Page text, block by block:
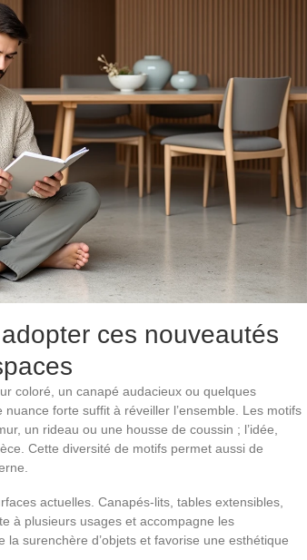
ces nouveautés
coloré, un canapé audacieux ou quelques
forte suffit à réveiller l’ensemble. Les motifs
un rideau ou une housse de coussin ; l’idée,
Cette diversité de motifs permet aussi de
actuelles. Canapés-lits, tables extensibles,
à plusieurs usages et accompagne les
surenchère d’objets et favorise une esthétique